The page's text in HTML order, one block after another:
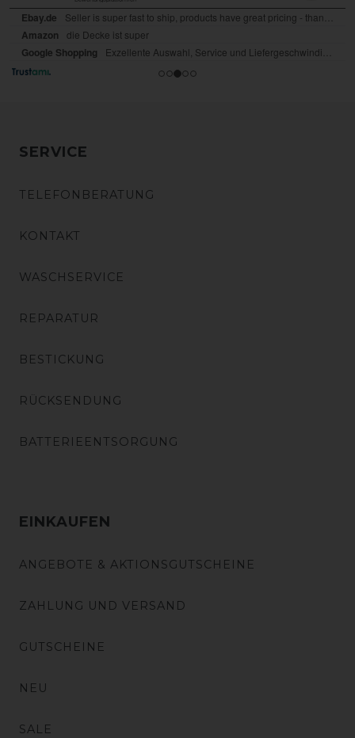
SERVICE
TELEFONBERATUNG
KONTAKT
WASCHSERVICE
REPARATUR
BESTICKUNG
RÜCKSENDUNG
BATTERIEENTSORGUNG
EINKAUFEN
ANGEBOTE & AKTIONSGUTSCHEINE
ZAHLUNG UND VERSAND
GUTSCHEINE
NEU
SALE